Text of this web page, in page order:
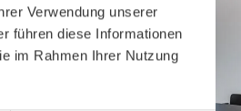
Verwendung unserer
führen diese Informationen
im Rahmen Ihrer Nutzung